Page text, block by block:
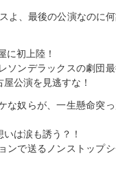
よ、最後の公演なのに
に初上陸！
ソンデラックスの劇団
公演を見逃すな！
な奴らが、一生懸命突
は涙も誘う？！
ンで送るノンストップ